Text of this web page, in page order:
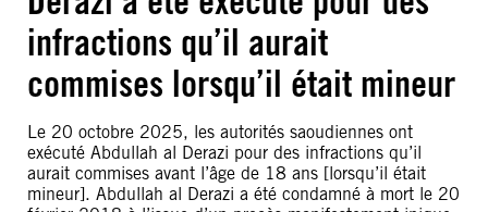
infractions qu’il aurait
commises lorsqu’il était mineur
Le 20 octobre 2025, les autorités saoudiennes ont
exécuté Abdullah al Derazi pour des infractions qu’il
aurait commises avant l’âge de 18 ans [lorsqu’il était
mineur]. Abdullah al Derazi a été condamné à mort le 20